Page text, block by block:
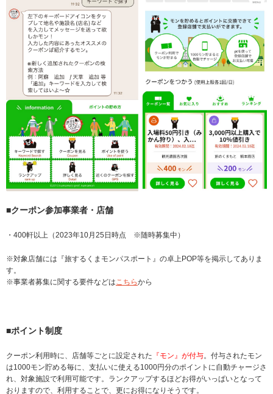
■クーポン参加事業者・店舗
・400軒以上（2023年10月25日時点 ※随時募集中）
※対象店舗には『旅するくまモンパスポート』の卓上POP等を掲示してありま
す。
※事業者募集に関する要件などは こちらから
■ポイント制度
クーポン利用時に、店舗等ごとに設定された 『モン』が付与。付与されたモン
は1000モン貯める毎に、支払いに使える1000円分のポイントに自動チャージさ
れ、対象施設で利用可能です。ランクアップするほどお得がいっぱいとなって
おりますので、利用することで、更にお得になりそうです。